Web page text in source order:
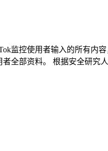
监控使用者输入的所有内
全部资料。 根据安全研究